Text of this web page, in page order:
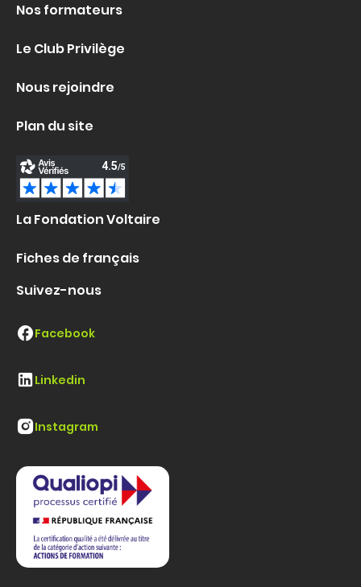
Nos formateurs
Le Club Privilège
Nous rejoindre
Plan du site
La Fondation Voltaire
Fiches de français
Suivez-nous
Facebook
Linkedin
Instagram